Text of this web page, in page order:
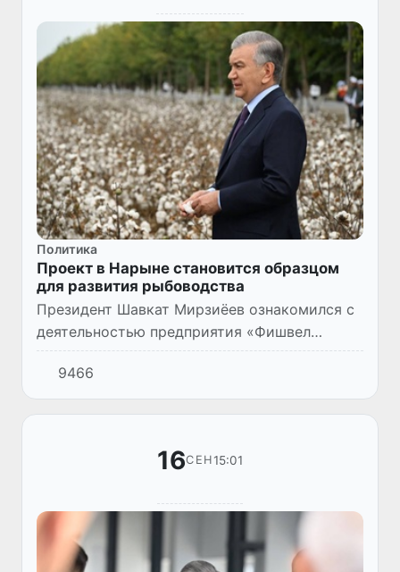
Политика
Проект в Нарыне становится образцом
для развития рыбоводства
Президент Шавкат Мирзиёев ознакомился с
деятельностью предприятия «Фишвел
Норин» в Наманганской области.
9466
16СЕН15:01